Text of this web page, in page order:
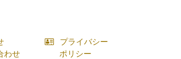
わせ
プライバシー
ポリシー